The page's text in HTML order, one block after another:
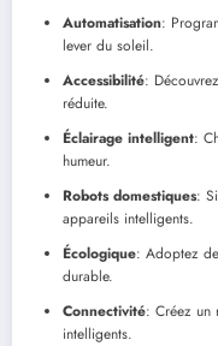
Automatisation:
lever du soleil.
Accessibilité:
réduite.
Éclairage intelligent:
humeur.
Robots domestiques:
appareils intelligents.
Écologique: Adoptez
durable.
Connectivité: Créez un
intelligents.